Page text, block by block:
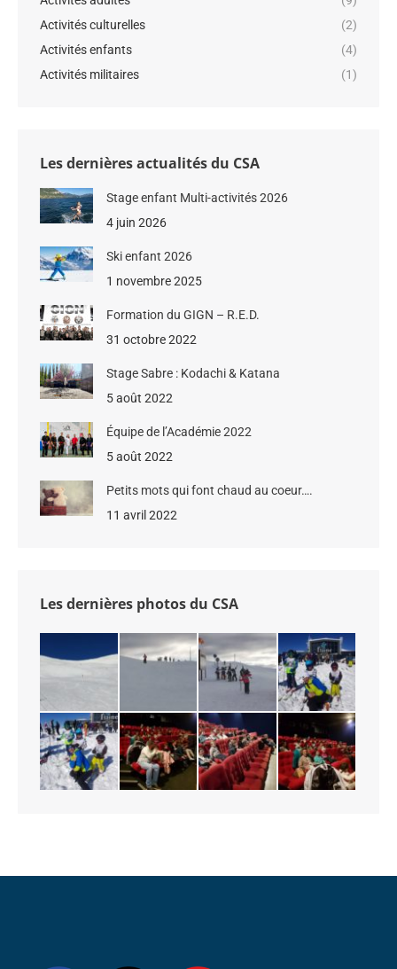
Activités culturelles
(2)
Activités enfants
(4)
Activités militaires
(1)
Les dernières actualités du CSA
Stage enfant Multi-activités 2026
4 juin 2026
Ski enfant 2026
1 novembre 2025
Formation du GIGN – R.E.D.
31 octobre 2022
Stage Sabre : Kodachi & Katana
5 août 2022
Équipe de l’Académie 2022
5 août 2022
Petits mots qui font chaud au coeur….
11 avril 2022
Les dernières photos du CSA